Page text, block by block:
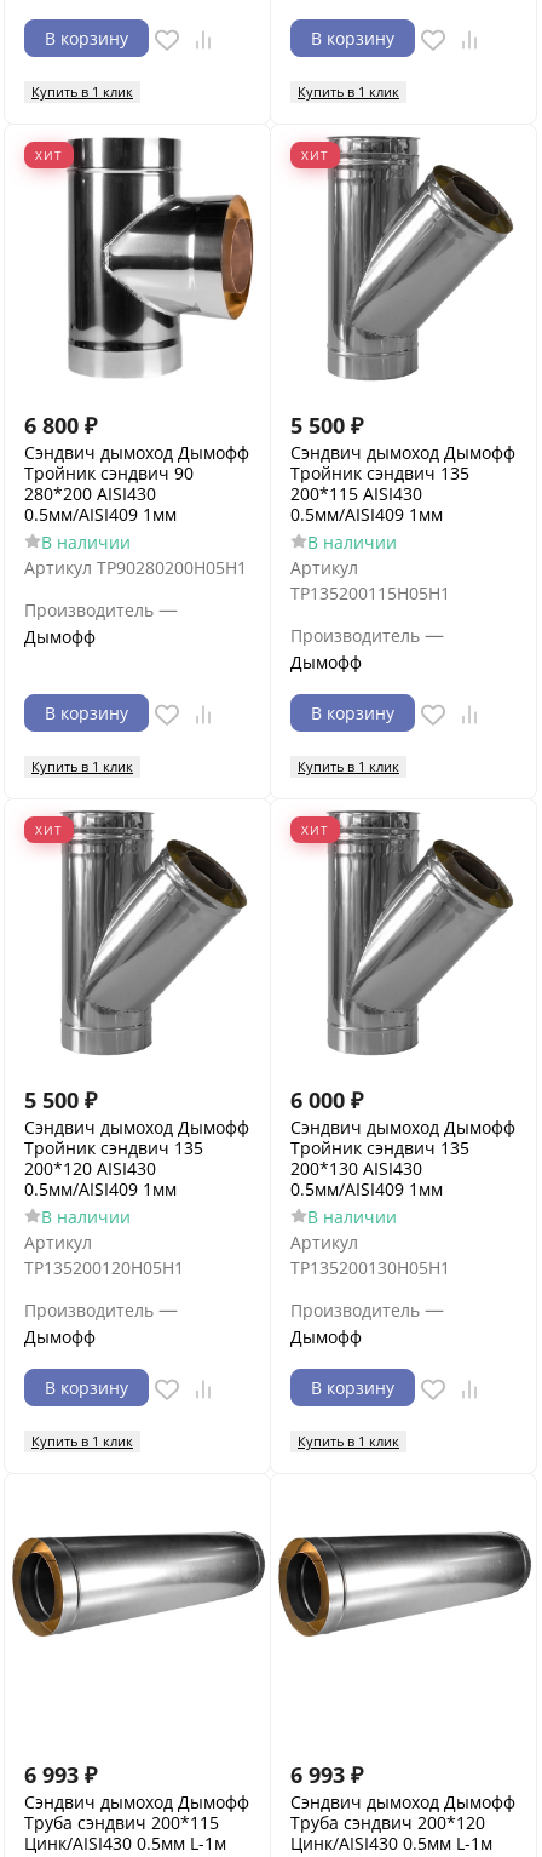
В корзину
Купить в 1 клик
В корзину
Купить в 1 клик
ХИТ
6 800 ₽
Сэндвич дымоход Дымофф
Тройник сэндвич 90
280*200 AISI430
0.5мм/AISI409 1мм
В наличии
Артикул ТР90280200Н05Н1
Производитель —
Дымофф
В корзину
Купить в 1 клик
ХИТ
5 500 ₽
Сэндвич дымоход Дымофф
Тройник сэндвич 135
200*115 AISI430
0.5мм/AISI409 1мм
В наличии
Артикул
ТР135200115Н05Н1
Производитель —
Дымофф
В корзину
Купить в 1 клик
ХИТ
5 500 ₽
Сэндвич дымоход Дымофф
Тройник сэндвич 135
200*120 AISI430
0.5мм/AISI409 1мм
В наличии
Артикул
ТР135200120Н05Н1
Производитель —
Дымофф
В корзину
Купить в 1 клик
ХИТ
6 000 ₽
Сэндвич дымоход Дымофф
Тройник сэндвич 135
200*130 AISI430
0.5мм/AISI409 1мм
В наличии
Артикул
ТР135200130Н05Н1
Производитель —
Дымофф
В корзину
Купить в 1 клик
6 993 ₽
Сэндвич дымоход Дымофф
Труба сэндвич 200*115
Цинк/AISI430 0.5мм L-1м
6 993 ₽
Сэндвич дымоход Дымофф
Труба сэндвич 200*120
Цинк/AISI430 0.5мм L-1м